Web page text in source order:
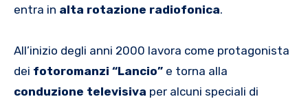
entra in alta rotazione radiofonica.
All’inizio degli anni 2000 lavora come protagonista
dei fotoromanzi “Lancio” e torna alla
conduzione televisiva per alcuni speciali di